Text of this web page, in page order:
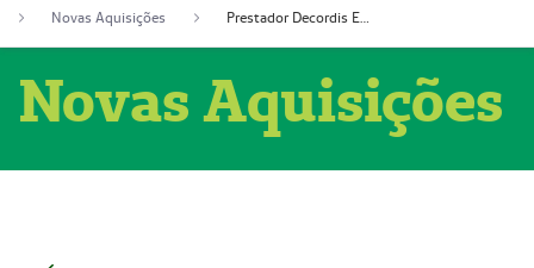
Novas Aquisições
Prestador Decordis Exames Cardiológicos LTDA (51004346-0)
Novas Aquisições